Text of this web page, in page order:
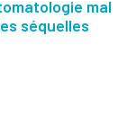
mal
séquelles